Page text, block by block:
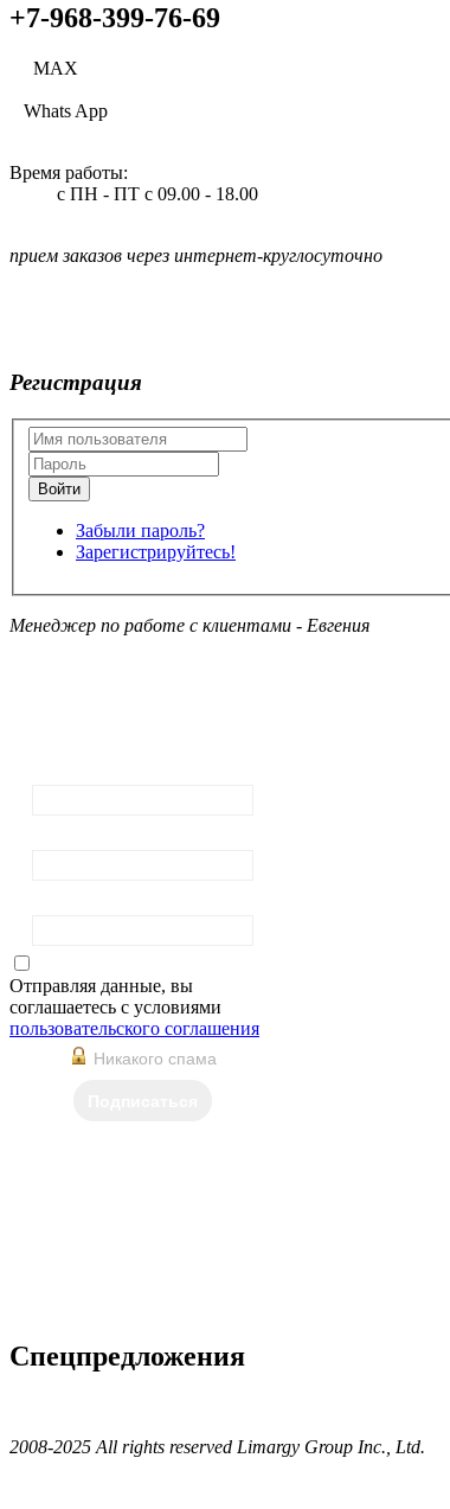
+7-968-399-76-69
МАХ
Whats App
Время работы:
с ПН - ПТ с 09.00 - 18.00
прием заказов через интернет-круглосуточно
Регистрация
Забыли пароль?
Зарегистрируйтесь!
Менеджер по работе с клиентами - Евгения
Отправляя данные, вы
соглашаетесь с условиями
пользовательского соглашения
Никакого спама
Спецпредложения
2008-2025 All rights reserved Limargy Group Inc., Ltd.